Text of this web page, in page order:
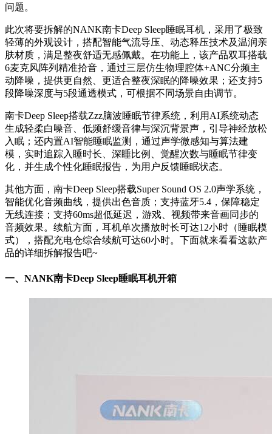
问题。
此次将要拆解的NANK南卡Deep Sleep睡眠耳机，采用了极致
轻薄的外观设计，搭配智能气流导压、动态释压技术及温润亲
肤材质，满足整夜舒适无感佩戴。在功能上，该产品双耳搭载
6麦克风阵列精准拾音，通过三层仿生物理腔体+ANC分频主
动降噪，提供更自然、更适合整夜深眠的降噪效果；还支持5
段降噪深度与5段通透模式，可根据不同场景自由调节。
南卡Deep Sleep搭载Zzz脑波睡眠节律系统，利用AI系统动态
生成轻柔白噪音、低频舒缓音律与深沉背景声，引导神经放松
入眠；还内置AI智能睡眠监测，通过声学微感知与算法建
模，实时追踪入睡时长、深睡比例、觉醒次数与睡眠节律变
化，并生成个性化睡眠报告，为用户反馈睡眠状态。
其他方面，南卡Deep Sleep搭载Super Sound OS 2.0声学系统，
智能优化音频曲线，提供出色音质；支持蓝牙5.4，保障稳定
无线连接；支持60ms超低延迟，游戏、视频带来音画同步的
音频效果。续航方面，耳机单次播放时长可达12小时（睡眠模
式），搭配充电仓综合续航可达60小时。下面就来看看这款产
品的详细拆解报告吧~
一、NANK南卡Deep Sleep睡眠耳机开箱